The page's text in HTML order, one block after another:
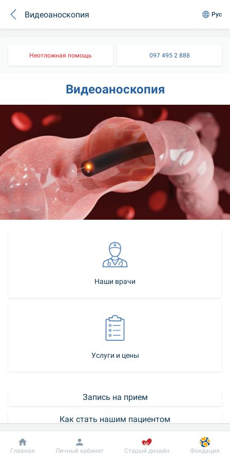
Видеоаноскопия Рус
Неотложная помощь 097 495 2 888
Видеоаноскопия
Наши врачи
Услуги и цены
Запись на прием
Как стать нашим пациентом
Контакт-центр
Добробут
Информация Пациенту
Главная Личный кабинет Старый дизайн Фондация